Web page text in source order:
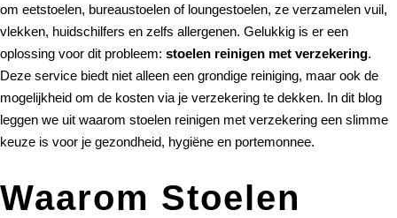
om eetstoelen, bureaustoelen of loungestoelen, ze verzamelen vuil,
vlekken, huidschilfers en zelfs allergenen. Gelukkig is er een
oplossing voor dit probleem: stoelen reinigen met verzekering.
Deze service biedt niet alleen een grondige reiniging, maar ook de
mogelijkheid om de kosten via je verzekering te dekken. In dit blog
leggen we uit waarom stoelen reinigen met verzekering een slimme
keuze is voor je gezondheid, hygiëne en portemonnee.
Waarom Stoelen